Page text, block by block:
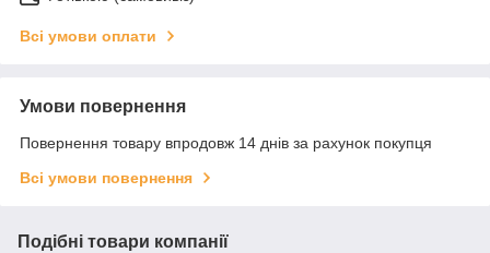
Всі умови оплати
Умови повернення
Повернення товару впродовж 14 днів за рахунок покупця
Всі умови повернення
Подібні товари компанії